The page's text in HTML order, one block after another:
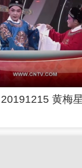
20191215 黄梅